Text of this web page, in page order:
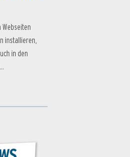
installieren,
in den